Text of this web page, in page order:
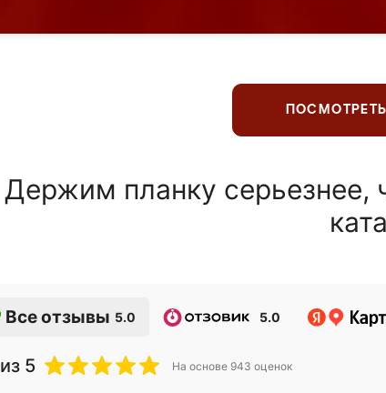
Держим планку
Все отзывы 5.0 5.0
из 5 На основе 943 оценок